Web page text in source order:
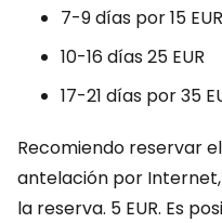
7-9 días por15 EUR
10-16 días25 EUR
17-21 días por35
Recomiendo reservar
antelación por
la reserva. 5 EUR. Es